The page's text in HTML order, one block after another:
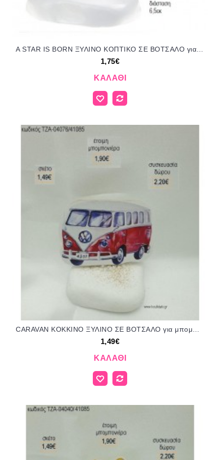
1,75€
ΚΑΛΆΘΙ
1,49€
ΚΑΛΆΘΙ